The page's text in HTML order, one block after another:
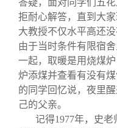
答疑，面对同学们五
拒耐心解答，直到大
大教授不仅水平高还
由于当时条件有限宿
一起，取暖是用烧煤
炉添煤并查看有没有
的同学回忆说，夜里
己的父亲。
记得1977年，史老